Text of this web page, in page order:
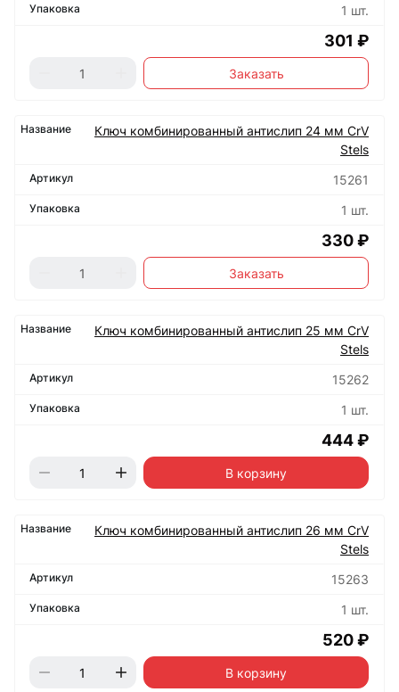
1 шт.
301 ₽
Заказать
Ключ комбинированный антислип 24 мм CrV
Stels
15261
1 шт.
330 ₽
Заказать
Ключ комбинированный антислип 25 мм CrV
Stels
15262
1 шт.
444 ₽
В корзину
Ключ комбинированный антислип 26 мм CrV
Stels
15263
1 шт.
520 ₽
В корзину